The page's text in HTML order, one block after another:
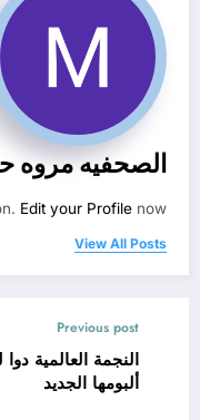
الصحفيه
Edit your Profile now.
View All Posts
Previous post
النجمة العالمية
ألبومها الجديد